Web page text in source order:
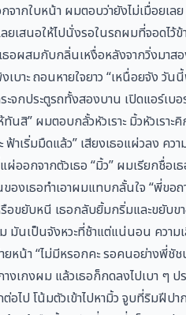
ากใบหน้า ผมตอบว่ายังไม่เมื่อยเ
เสนอให้ไปนั่งรอในรถผมที่จอดไว้
อผสมกับกลิ่นเหงื่อหลังจากวิ่งมา
าะ ถอนหายใจยาว “เหนื่อยจัง วั
ประตูรถทั้งสองบาน เปิดแอร์เบ
ผมตอบกลั้วหัวเราะ มิ้วหัวเราะ
าเริ่มมืดแล้ว” เสียงเธอแผ่วลง คว
กจากตัวเธอ “มิ้ว” ผมเรียกชื่อเ
องเธอทำเอาผมแทบกลั้นใจ “พี่ขอ
ขยับหนี เธอกลับยิ้มกริ่มและขยับข
มันเป็นจังหวะที่ช้าแต่แน่นอน ควา
ายหน้า “ไม่มีหรอกคะ รอคนอย่าง
เกงผม แล้วเธอก็กดลงไปเบา ๆ ป
อไป โน้มตัวเข้าไปหามิ้ว จูบที่ริมฝี